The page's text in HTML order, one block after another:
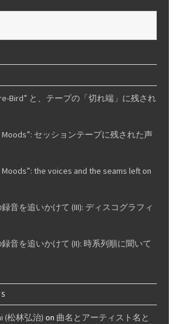
Bird” と、テープの「切れ端」に残され
Moods”: セッションテープに残された声
Moods”: the voices and the seams left on
音を追いかけて (III): ディスコグラフィ
音を追いかけて (II): 時系列順に聞いて
(松林弘治) on 曲名とアーティスト名と